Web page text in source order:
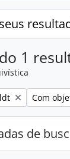
1
Remover
Com
de